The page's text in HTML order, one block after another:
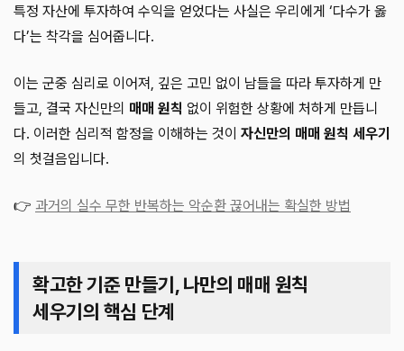
특정 자산에 투자하여 수익을 얻었다는 사실은 우리에게 ‘다수가 옳
다’는 착각을 심어줍니다.
이는 군중 심리로 이어져, 깊은 고민 없이 남들을 따라 투자하게 만
들고, 결국 자신만의 매매 원칙 없이 위험한 상황에 처하게 만듭니
다. 이러한 심리적 함정을 이해하는 것이 자신만의 매매 원칙 세우기
의 첫걸음입니다.
👉 과거의 실수 무한 반복하는 악순환 끊어내는 확실한 방법
확고한 기준 만들기, 나만의 매매 원칙
세우기의 핵심 단계